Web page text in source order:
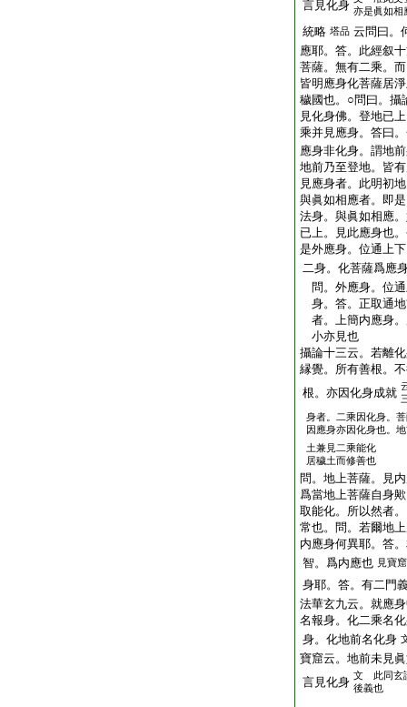
言見化身 亦是眞如相
統略 塔品 云問曰。
應耶。答。此經叙
菩薩。無有二乘。
皆明應身化菩薩居
穢國也。○問曰。攝
見化身佛。登地已
乘并見應身。答曰
應身非化身。謂地
地前乃至登地。皆
見應身者。此明初
與眞如相應者。即
法身。與眞如相應
已上。見此應身也
是外應身。位通上
二身。化菩薩爲應
問。外應身。位
身。答。正取通
者。上簡内應身
小亦見也
攝論十三云。若離
縁覺。所有善根。
根。亦因化身成就
身者。二乘因化身。
因應身亦因化身也。
土兼見二乘能化
居穢土而修善也
問。地上菩薩。見
爲當地上菩薩自身
取能化。所以然者
常也。問。若爾地
内應身何異耶。答
智。爲内應也 見寶
身耶。答。有二門
法華玄九云。就應
名報身。化二乘名
身。化地前名化身
寶窟云。地前未見
言見化身 文 此同玄
後義也